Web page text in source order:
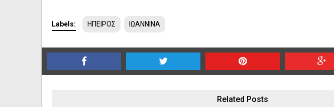
Labels: ΗΠΕΙΡΟΣ ΙΩΑΝΝΙΝΑ
Related Posts